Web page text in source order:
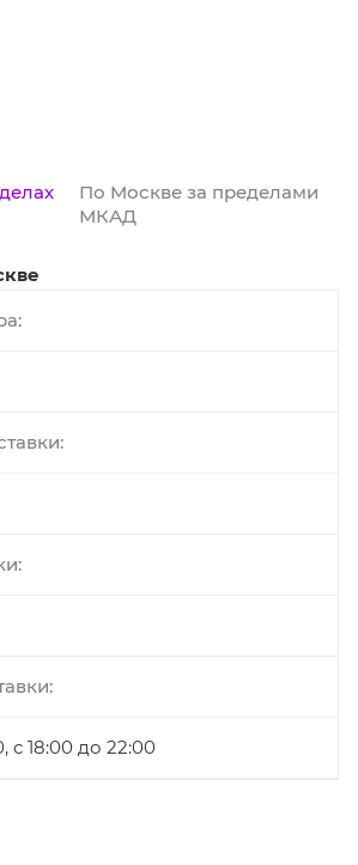
По Москве за пределами
МКАД
с 18:00 до 22:00